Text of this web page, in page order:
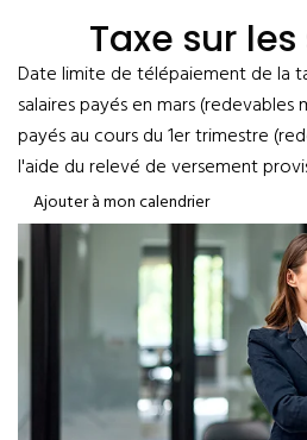
Taxe sur
Date limite de télépaiement de la
salaires payés en mars (redevables
payés au cours du 1er trimestre
l'aide du relevé de versement
Ajouter à mon calendrier